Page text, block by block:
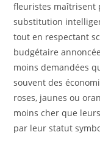
fleuristes maîtrisent
substitution
tout en respectant
budgétaire
moins demandées
souvent des
roses, jaunes ou
moins cher que
par leur statut